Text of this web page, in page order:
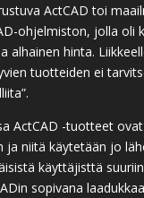
ActCAD toi
ohjelmiston, jolla oli
alhainen hinta.
tuotteiden ei
ActCAD -tuotteet
ja niitä käytetään jo
käyttäjisttä
sopivana